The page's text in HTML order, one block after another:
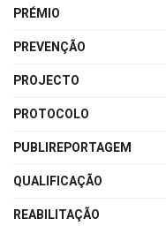
PRÉMIO
PREVENÇÃO
PROJECTO
PROTOCOLO
PUBLIREPORTAGEM
QUALIFICAÇÃO
REABILITAÇÃO